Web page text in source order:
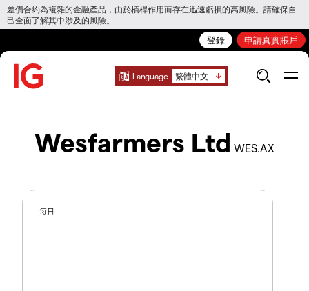
差價合約為複雜的金融產品，由於槓桿作用而存在迅速虧損的高風險。請確保自
己全面了解其中涉及的風險。
登錄 申請真實賬戶
Language 繁體中文
Wesfarmers Ltd WES.AX
每日